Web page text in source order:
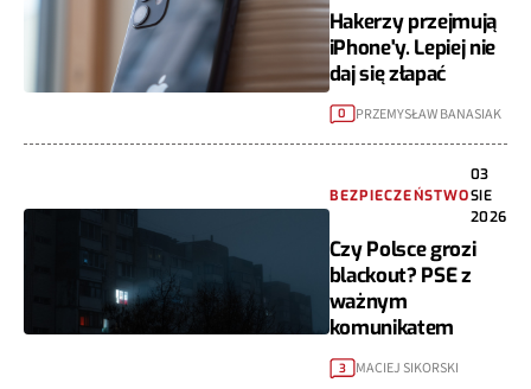
Hakerzy przejmują
iPhone'y. Lepiej nie
daj się złapać
0 PRZEMYSŁAW BANASIAK
BEZPIECZEŃSTWO
03
SIE
2026
Czy Polsce grozi
blackout? PSE z
ważnym
komunikatem
3 MACIEJ SIKORSKI